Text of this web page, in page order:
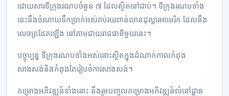
ដោយសារ​ទីក្រុង​រណប​ចំនួន ៧ ដែល​ស្ថិត​នៅជាប់។ ទីក្រុង​រណប​ទាំង​
នេះ​នឹង​ចំណាយ​ទឹក​ប្រាក់​អស់​រាប់​រយ​ពាន់​លាន​ដុល្លារ​អាមេរិក ដែល​នឹង​​
លេច​ត្រដែត​ឡើង នៅ​តាម​ជាយ​រាជ​ធានី​មួយ​នេះ។
បច្ចុប្បន្ន ទីក្រុង​រណប​ទាំង​អស់​នោះ​ស្ថិត​ក្នុង​ដំណាក់​កាល​កំពុង​
សាងសង់​និង​កំពុង​តែ​រៀបចំ​ការ​សាងសង់។
គម្រោង​អភិវឌ្ឍន៍​ទាំង​នោះ នឹង​រួម​បញ្ចូល​គម្រោង​អភិវឌ្ឍន៍​លំនៅដ្ឋាន​